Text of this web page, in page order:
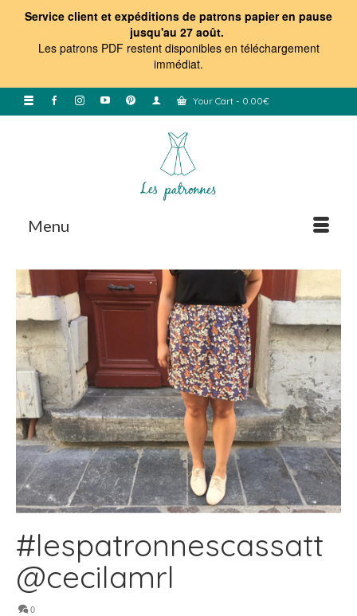
Service client et expéditions de patrons papier en pause
jusqu'au 27 août.
Les patrons PDF restent disponibles en téléchargement
immédiat.
Your Cart - 0.00€
Menu
#lespatronnescassatt
@cecilamrl
0